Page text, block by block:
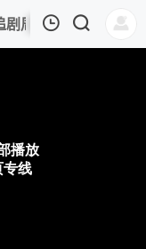
剧周表 今日更新